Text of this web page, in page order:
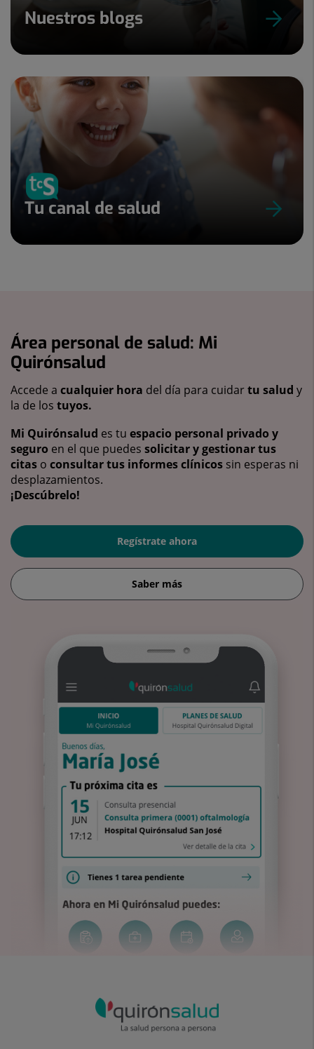
Nuestros blogs
Tu canal de salud
Área personal de salud: Mi
Quirónsalud
Accede a cualquier hora del día para cuidartu salud y
la de los tuyos.
Mi Quirónsalud es tu espacio personal privado y
seguro en el que puedes solicitar y gestionar tus
citas o consultar tus informes clínicos sin esperas ni
desplazamientos.
¡Descúbrelo!
Regístrate ahora
Saber más